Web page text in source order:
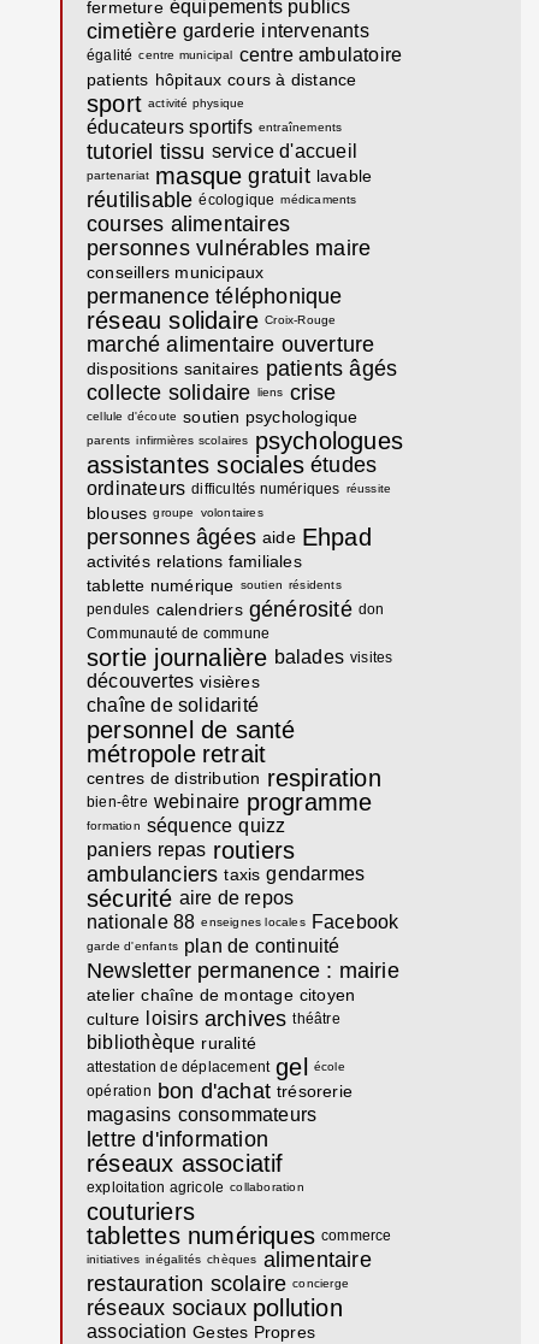
fermeture équipements publics
cimetière garderie intervenants
égalité centre municipal centre ambulatoire
patients hôpitaux cours à distance
sport activité physique
éducateurs sportifs entraînements
tutoriel tissu service d'accueil
partenariat masque gratuit lavable
réutilisable écologique médicaments
courses alimentaires
personnes vulnérables maire
conseillers municipaux
permanence téléphonique
réseau solidaire Croix-Rouge
marché alimentaire ouverture
dispositions sanitaires patients âgés
collecte solidaire liens crise
cellule d'écoute soutien psychologique
parents infirmières scolaires
psychologues
assistantes sociales études
ordinateurs difficultés numériques réussite
blouses groupe volontaires
personnes âgées aide Ehpad
activités relations familiales
tablette numérique soutien résidents
pendules calendriers générosité don
Communauté de commune
sortie journalière balades visites
découvertes visières
chaîne de solidarité
personnel de santé
métropole retrait
centres de distribution respiration
bien-être webinaire programme
formation séquence quizz
paniers repas routiers
ambulanciers taxis gendarmes
sécurité aire de repos
nationale 88 enseignes locales Facebook
garde d'enfants plan de continuité
Newsletter permanence : mairie
atelier chaîne de montage citoyen
culture
loisirs archives théâtre
bibliothèque ruralité
attestation de déplacement gel école
opération bon d'achat trésorerie
magasins consommateurs
lettre d'information
réseaux associatif
exploitation agricole collaboration
couturiers
tablettes numériques commerce
initiatives inégalités chèques alimentaire
restauration scolaire concierge
réseaux sociaux pollution
association Gestes Propres